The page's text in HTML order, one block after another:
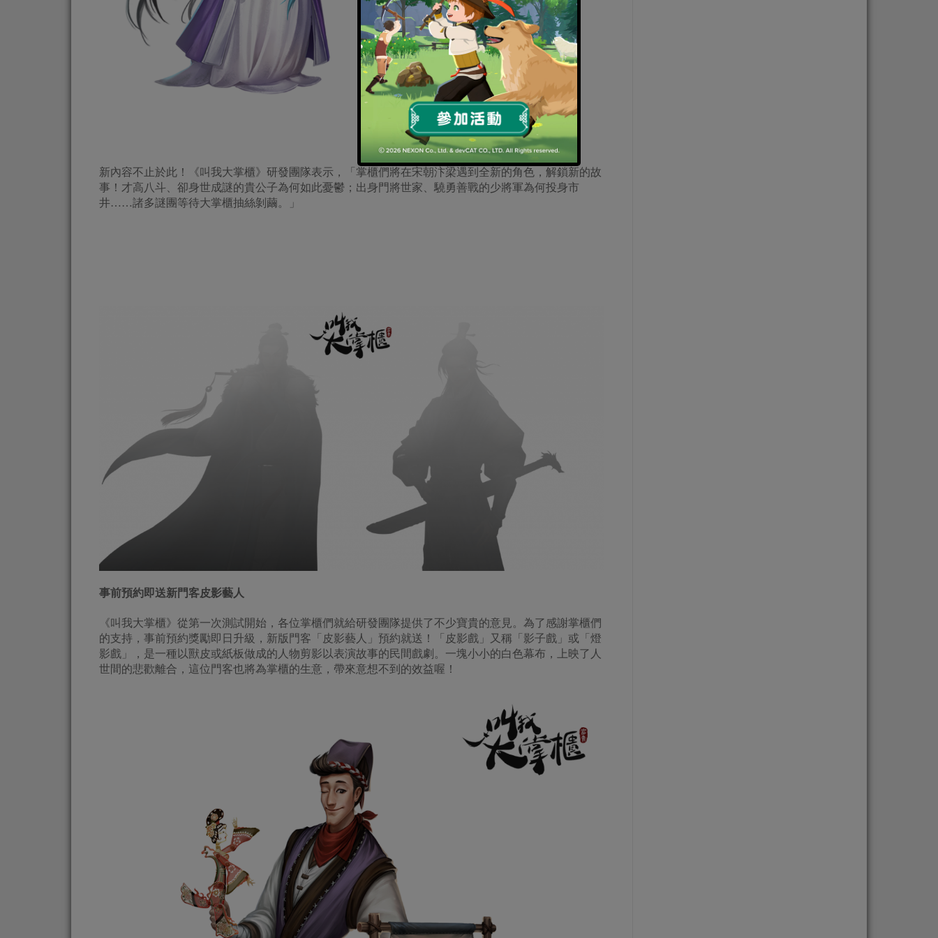
新內容不止於此！《叫我大掌櫃》研發團隊表示，「掌櫃們將在宋朝汴梁遇到全新的角色，解鎖新的故
事！才高八斗、卻身世成謎的貴公子為何如此憂鬱；出身門將世家、驍勇善戰的少將軍為何投身市
井……諸多謎團等待大掌櫃抽絲剝繭。」
事前預約即送新門客皮影藝人
《叫我大掌櫃》從第一次測試開始，各位掌櫃們就給研發團隊提供了不少寶貴的意見。為了感謝掌櫃們
的支持，事前預約獎勵即日升級，新版門客「皮影藝人」預約就送！「皮影戲」又稱「影子戲」或「燈
影戲」，是一種以獸皮或紙板做成的人物剪影以表演故事的民間戲劇。一塊小小的白色幕布，上映了人
世間的悲歡離合，這位門客也將為掌櫃的生意，帶來意想不到的效益喔！